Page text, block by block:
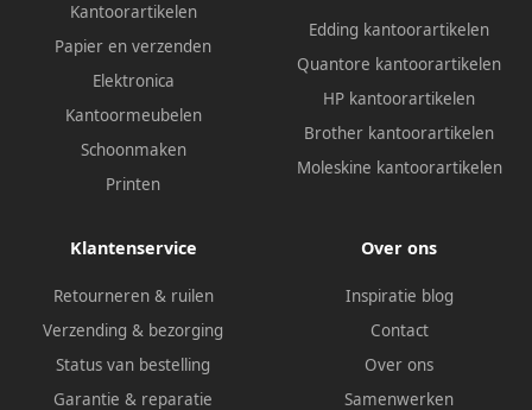
Kantoorartikelen
Papier en verzenden
Elektronica
Kantoormeubelen
Schoonmaken
Printen
Edding kantoorartikelen
Quantore kantoorartikelen
HP kantoorartikelen
Brother kantoorartikelen
Moleskine kantoorartikelen
Klantenservice
Retourneren & ruilen
Verzending & bezorging
Status van bestelling
Garantie & reparatie
Over ons
Inspiratie blog
Contact
Over ons
Samenwerken